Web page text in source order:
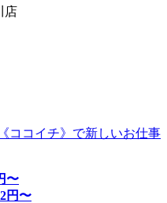
店
ココイチ》で新しいお仕事
〜
円〜